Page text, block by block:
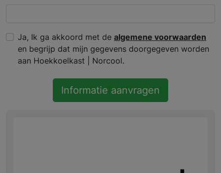
Ja, Ik ga akkoord met de algemene voorwaarden
en begrijp dat mijn gegevens doorgegeven worden
aan Hoekkoelkast | Norcool.
Informatie aanvragen